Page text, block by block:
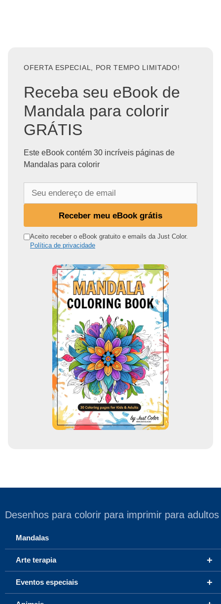
OFERTA ESPECIAL, POR TEMPO LIMITADO!
Receba seu eBook de
Mandala para colorir
GRÁTIS
Este eBook contém 30 incríveis páginas de
Mandalas para colorir
n
Receber meu eBook grátis
Aceito receber o eBook gratuito e emails da Just Color.
Política de privacidade
Desenhos para colorir para imprimir para adultos
Mandalas
+
Arte terapia
+
Eventos especiais